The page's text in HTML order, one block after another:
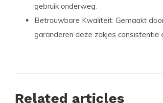
gebruik onderweg.
Betrouwbare Kwaliteit: Gemaakt
garanderen deze zakjes consistentie
specificaties van dit product:
Related articles